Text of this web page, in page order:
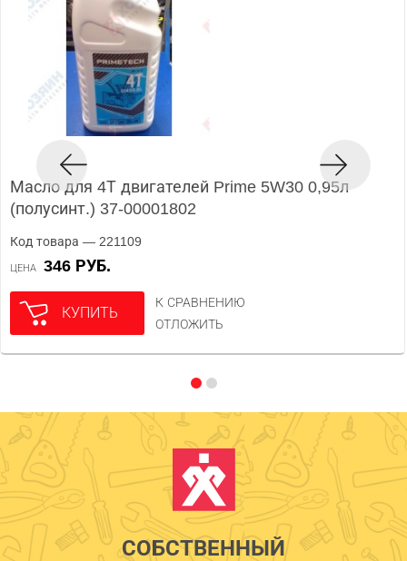
Масло для 4Т двигателей Prime 5W30 0,95л
(полусинт.) 37-00001802
Код товара — 221109
ЦЕНА 346 РУБ.
КУПИТЬ
К СРАВНЕНИЮ
ОТЛОЖИТЬ
СОБСТВЕННЫЙ